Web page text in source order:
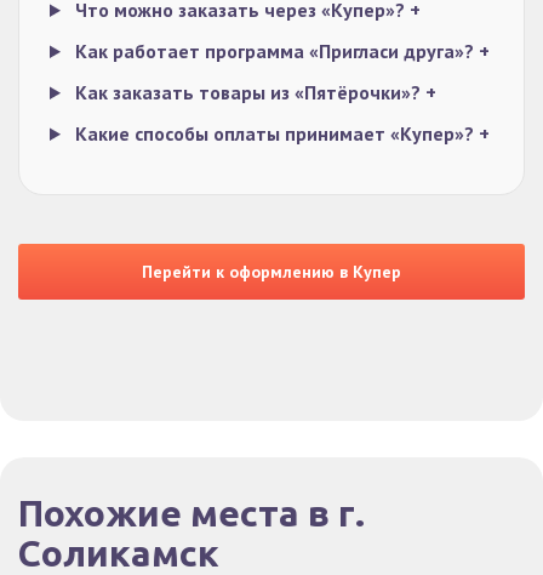
Что можно заказать через «Купер»? +
Как работает программа «Пригласи друга»? +
Как заказать товары из «Пятёрочки»? +
Какие способы оплаты принимает «Купер»? +
Перейти к оформлению в Купер
Похожие места в г.
Соликамск